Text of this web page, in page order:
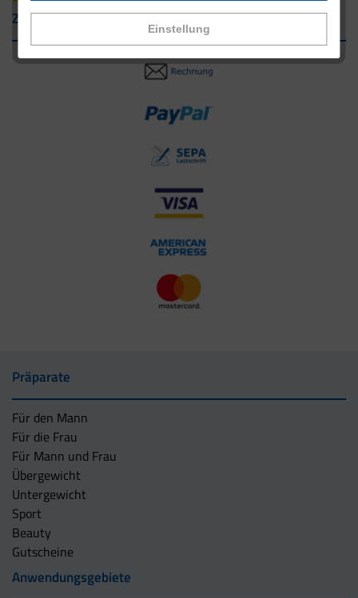
Einstellung
Zahlungsarten
Präparate
Für den Mann
Für die Frau
Für Mann und Frau
Übergewicht
Untergewicht
Sport
Beauty
Gutscheine
Anwendungsgebiete